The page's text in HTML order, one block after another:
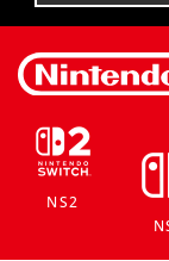
NS2